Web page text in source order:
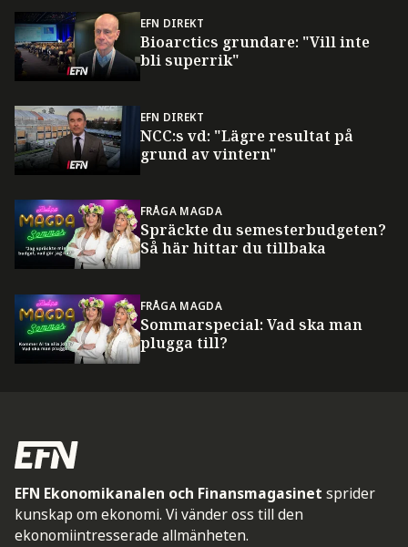
EFN DIREKT
Bioarctics grundare: "Vill inte
bli superrik"
EFN DIREKT
NCC:s vd: "Lägre resultat på
grund av vintern"
FRÅGA MAGDA
Spräckte du semesterbudgeten?
Så här hittar du tillbaka
FRÅGA MAGDA
Sommarspecial: Vad ska man
plugga till?
EFN Ekonomikanalen och Finansmagasinet sprider
kunskap om ekonomi. Vi vänder oss till den
ekonomiintresserade allmänheten.